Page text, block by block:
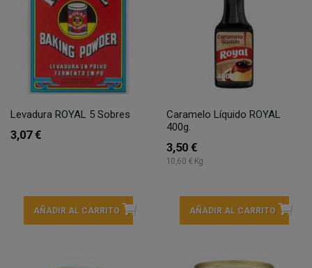
Levadura ROYAL 5 Sobres
3,07 €
AÑADIR AL CARRITO
Caramelo Líquido ROYAL
400g.
3,50 €
10,60 € Kg
AÑADIR AL CARRITO